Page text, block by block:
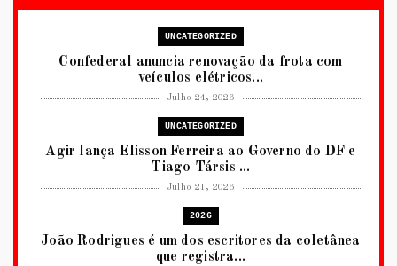
UNCATEGORIZED
Confederal anuncia renovação da frota com
veículos elétricos...
Julho 24, 2026
UNCATEGORIZED
Agir lança Elisson Ferreira ao Governo do DF e
Tiago Társis ...
Julho 21, 2026
2026
João Rodrigues é um dos escritores da coletânea
que registra...